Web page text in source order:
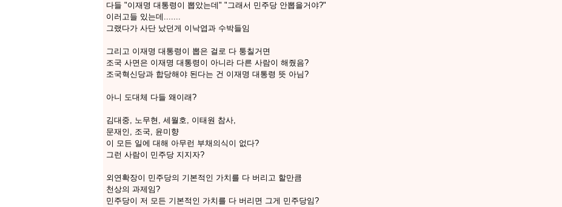
다들 "이재명 대통령이 뽑았는데" "그래서 민주당 안뽑을거야?"
이러고들 있는데.......
그랬다가 사단 났던게 이낙엽과 수박들임
그리고 이재명 대통령이 뽑은 걸로 다 퉁칠거면
조국 사면은 이재명 대통령이 아니라 다른 사람이 해줬음?
조국혁신당과 합당해야 된다는 건 이재명 대통령 뜻 아님?
아니 도대체 다들 왜이래?
김대중, 노무현, 세월호, 이태원 참사,
문재인, 조국, 윤미향
이 모든 일에 대해 아무런 부채의식이 없다?
그런 사람이 민주당 지지자?
외연확장이 민주당의 기본적인 가치를 다 버리고 할만큼
천상의 과제임?
민주당이 저 모든 기본적인 가치를 다 버리면 그게 민주당임?